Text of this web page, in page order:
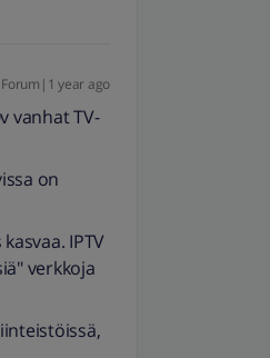
year ago
vanhat TV-
on
IPTV
verkkoja